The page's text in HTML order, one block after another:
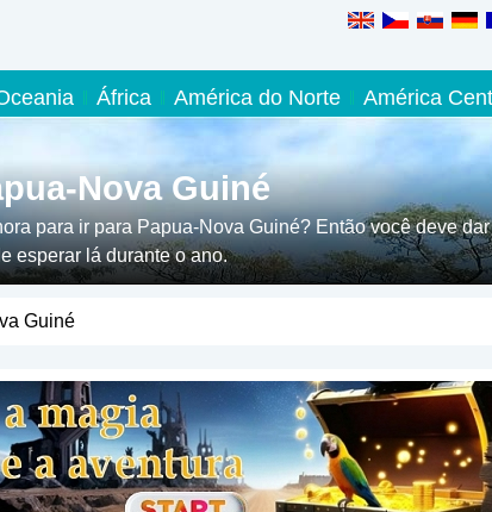
África América do Norte América
Nova Guiné
para ir para Papua-Nova Guiné? Então você deve dar
esperar lá durante o ano.
Guiné